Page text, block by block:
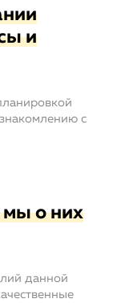
и
с
о них
данной